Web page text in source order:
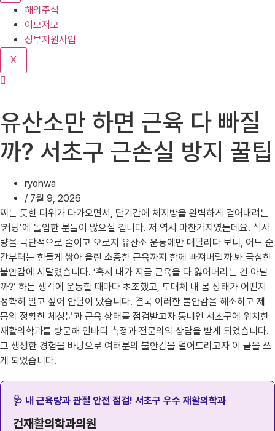
기
해외주식
이모저모
정부지원사업
X
유산소만 하면 근육 다 빠질
까? 서초구 근손실 방지 꿀팁
ryohwa
/ 7월 9, 2026
찌는 듯한 더위가 다가오면서, 단기간에 체지방을 완벽하게 걷어내려는
‘커팅’에 돌입한 분들이 많으실 겁니다. 저 역시 마찬가지였는데요. 식사
량을 극단적으로 줄이고 오로지 유산소 운동에만 매달리다 보니, 어느 순
간부터는 힘들게 쌓아 올린 소중한 근육까지 함께 빠져버릴까 봐 극심한
불안감에 시달렸습니다. ‘혹시 내가 지금 근육을 다 잃어버리는 건 아닐
까?’ 하는 생각에 운동할 때마다 초조했고, 도대체 내 몸 상태가 어떤지
정확히 알고 싶어 안달이 났습니다. 결국 이러한 불안감을 해소하고 제
몸의 정확한 체성분과 근육 상태를 점검받고자 동네인 서초구에 위치한
재활의학과를 방문해 인바디 측정과 전문의의 상담을 받게 되었습니다.
그 생생한 경험을 바탕으로 여러분의 불안감을 덜어드리고자 이 글을 쓰
게 되었습니다.
🩺 내 근육량과 관절 안전 점검! 서초구 우수 재활의학과
건재활의학과의원